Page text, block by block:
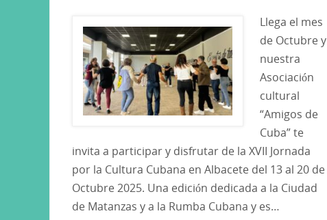
Llega el mes
de Octubre y
nuestra
Asociación
cultural
“Amigos de
Cuba” te
invita a participar y disfrutar de la XVII Jornada
por la Cultura Cubana en Albacete del 13 al 20 de
Octubre 2025. Una edición dedicada a la Ciudad
de Matanzas y a la Rumba Cubana y es…